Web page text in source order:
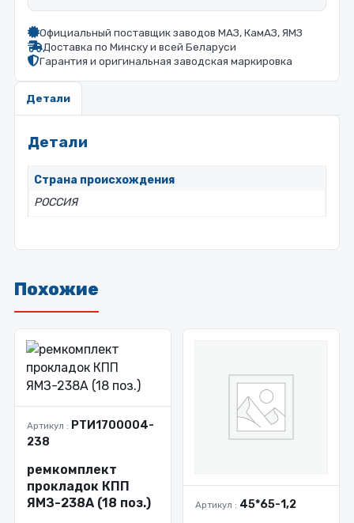
Официальный поставщик заводов МАЗ, КамАЗ, ЯМЗ
Доставка по Минску и всей Беларуси
Гарантия и оригинальная заводская маркировка
Детали
Детали
Страна происхождения
РОССИЯ
Похожие
Артикул : РТИ1700004-
238
ремкомплект
прокладок КПП
ЯМЗ-238А (18 поз.)
Артикул : 45*65-1,2